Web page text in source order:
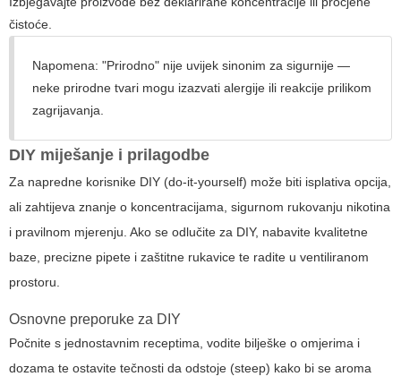
čistoće.
Napomena: "Prirodno" nije uvijek sinonim za sigurnije —
neke prirodne tvari mogu izazvati alergije ili reakcije prilikom
zagrijavanja.
DIY miješanje i prilagodbe
Za napredne korisnike DIY (do-it-yourself) može biti isplativa opcija,
ali zahtijeva znanje o koncentracijama, sigurnom rukovanju nikotina
i pravilnom mjerenju. Ako se odlučite za DIY, nabavite kvalitetne
baze, precizne pipete i zaštitne rukavice te radite u ventiliranom
prostoru.
Osnovne preporuke za DIY
Počnite s jednostavnim receptima, vodite bilješke o omjerima i
dozama te ostavite tečnosti da odstoje (steep) kako bi se aroma